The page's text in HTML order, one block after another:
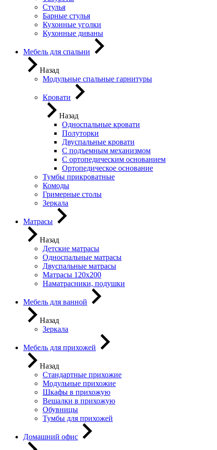
Стулья
Барные стулья
Кухонные уголки
Кухонные диваны
Мебель для спальни
Назад
Модульные спальные гарнитуры
Кровати
Назад
Односпальные кровати
Полуторки
Двуспальные кровати
С подъемным механизмом
С ортопедическим основанием
Ортопедическое основание
Тумбы прикроватные
Комоды
Гримерные столы
Зеркала
Матрасы
Назад
Детские матрасы
Односпальные матрасы
Двуспальные матрасы
Матрасы 120х200
Наматрасники, подушки
Мебель для ванной
Назад
Зеркала
Мебель для прихожей
Назад
Стандартные прихожие
Модульные прихожие
Шкафы в прихожую
Вешалки в прихожую
Обувницы
Тумбы для прихожей
Домашний офис